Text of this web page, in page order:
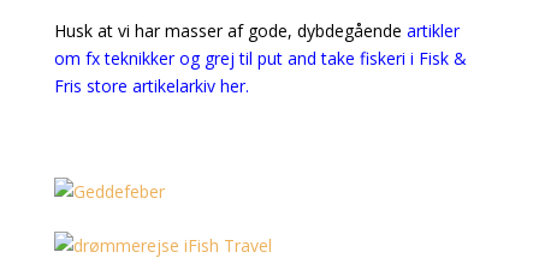
Husk at vi har masser af gode, dybdegående artikler
om fx teknikker og grej til put and take fiskeri i Fisk &
Fris store artikelarkiv her.